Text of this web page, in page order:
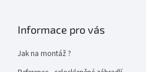
Informace pro vás
Jak na montáž ?